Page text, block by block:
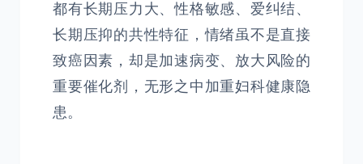
都有长期压力大、性格敏感、爱纠结、
长期压抑的共性特征，情绪虽不是直接
致癌因素，却是加速病变、放大风险的
重要催化剂，无形之中加重妇科健康隐
患。